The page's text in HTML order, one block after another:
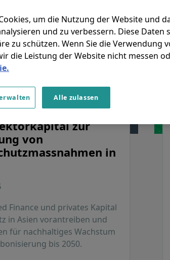
von
zur
von
in
Finance und privates Kapital
in Asien vorantreiben und
für nachhaltiges Wachstum
bis 2050.
um die Nutzung der Website und
und zu verbessern. Diese Daten
zu schützen. Wenn Sie die Verwendung
die Leistung der Website nicht messen
Alle zulassen